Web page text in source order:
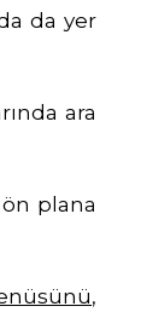
da yer
ara
plana
,